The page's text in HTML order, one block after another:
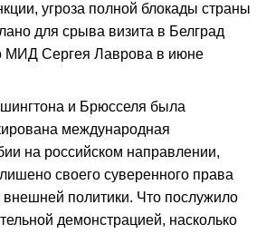
угроза полной блокады страны
для срыва визита в Белград
МИД Сергея Лаврова в июне
и Брюсселя была
международная
на российском направлении,
своего суверенного права
политики. Что послужило
демонстрацией, насколько